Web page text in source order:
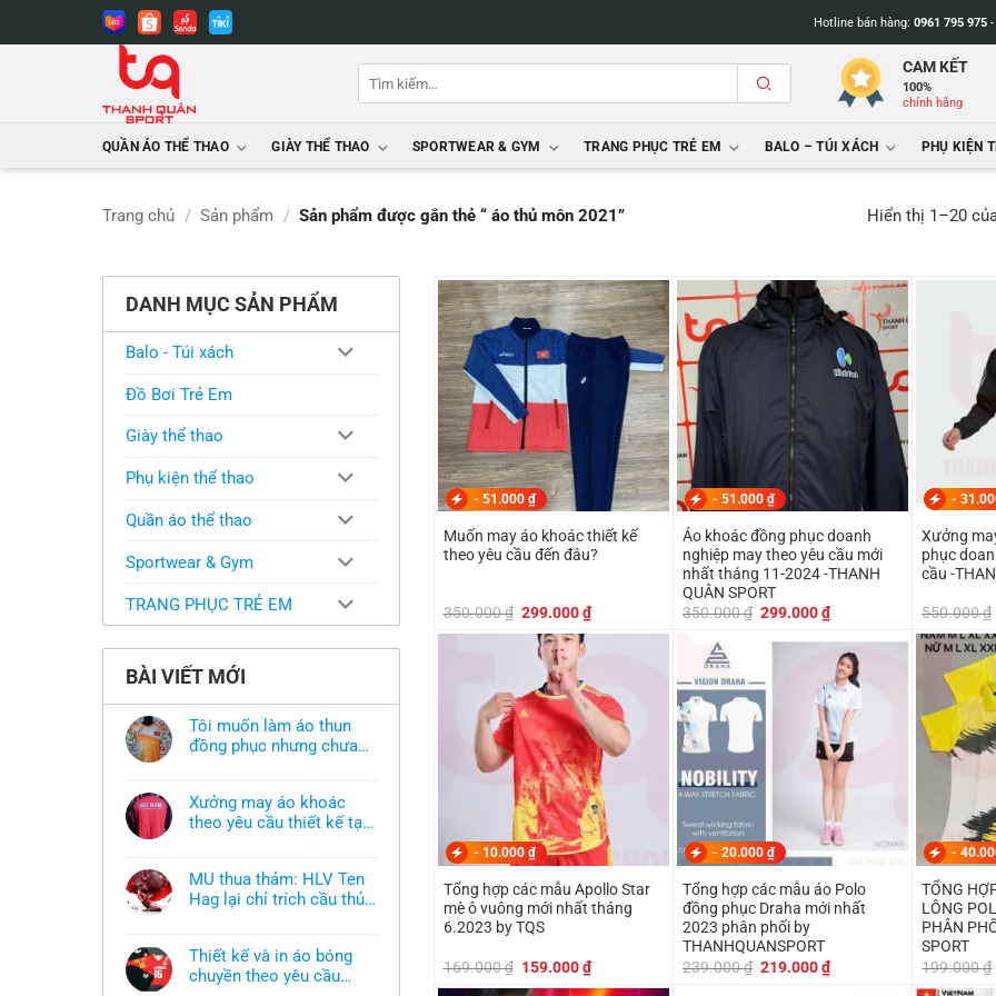
Hotline bán hàng: 0961 795 975-
Tìm
CAM KẾT
100%
chính hãng
QUẦN ÁO THỂ THAO GIÀY THỂ THAO SPORTWEAR & GYM TRANG PHỤC TRẺ EM BALO – TÚI XÁCH PHỤ KIỆN
Trang chủ / Sản phẩm / Sản phẩm được gắn thẻ “ áo thủ môn 2021” Hiển thị 1–20
DANH MỤC SẢN PHẨM
Balo - Túi xách
Đồ Bơi Trẻ Em
Giày thể thao
Phụ kiện thể thao
Quần áo thể thao
Sportwear & Gym
TRANG PHỤC TRẺ EM
BÀI VIẾT MỚI
Tôi muốn làm áo thun
đồng phục nhưng chưa
bình
luận
ở
áo
thun
đồng
có
mẫu
thì
Xưởng may áo khoác
theo yêu cầu thiết kế tại
bình
luận
ở
Xưởng
khoác
theo
yêu
MU thua thảm: HLV Ten
Hag lại chỉ trích cầu thủ,
bình
luận
ở
Thiết kế và in áo bóng
chuyền theo yêu cầu
- 51.000 ₫
Muốn may áo khoác thiết kế
theo yêu cầu đến đâu?
350.000₫ Giá
350.000 ₫.
299.000₫Giá
hiện
- 51.000 ₫
Áo khoác đồng phục doanh
nghiệp may theo yêu cầu mới
nhất tháng 11-2024 -THANH
QUÂN SPORT
350.000₫ Giá
là:
299.000₫Giá
hiện
tại
là:
299.000 ₫.
-
Xưởng
phục
cầu -
550.000₫
- 10.000 ₫
Tổng hợp các mẫu Apollo Star
mè ô vuông mới nhất tháng
6.2023 by TQS
169.000₫ Giá
159.000₫Giá
hiện
- 20.000 ₫
Tổng hợp các mẫu áo Polo
đồng phục Draha mới nhất
2023 phân phối by
THANHQUANSPORT
239.000₫ Giá
219.000₫Giá
hiện
-
TỔNG
LÔNG POLO MỚI NHẤT
PHÂN
SPORT
199.000₫